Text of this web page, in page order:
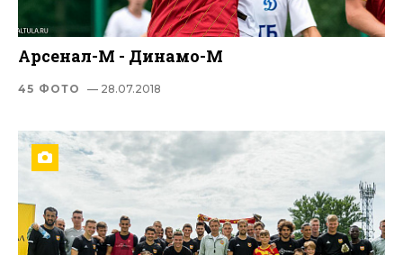
Арсенал-М - Динамо-М
45 ФОТО — 28.07.2018